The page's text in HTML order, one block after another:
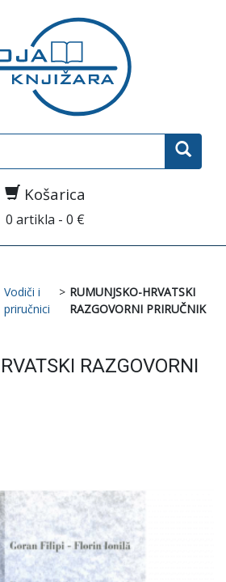
Košarica
0 artikla - 0 €
Vodiči i
priručnici
> RUMUNJSKO-HRVATSKI
RAZGOVORNI PRIRUČNIK
RAZGOVORNI